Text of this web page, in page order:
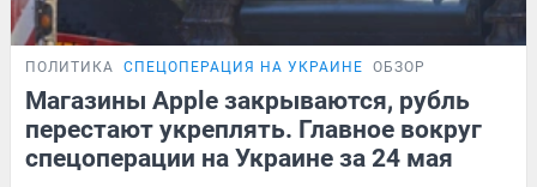
ПОЛИТИКА СПЕЦОПЕРАЦИЯ НА УКРАИНЕ ОБЗОР
Магазины Apple закрываются, рубль
перестают укреплять. Главное вокруг
спецоперации на Украине за 24 мая